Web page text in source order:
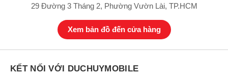
29 Đường 3 Tháng 2, Phường Vườn Lài, TP.HCM
Xem bản đồ đến cửa hàng
KẾT NỐI VỚI DUCHUYMOBILE